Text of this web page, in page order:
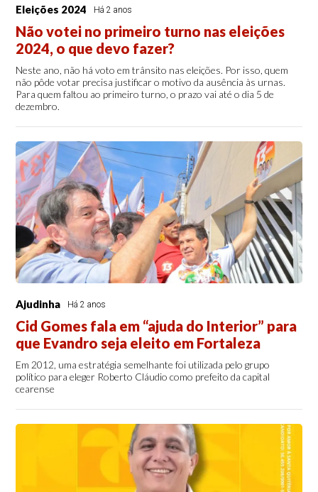
Eleições 2024 Há 2 anos
Não votei no primeiro turno nas eleições
2024, o que devo fazer?
Neste ano, não há voto em trânsito nas eleições. Por isso, quem
não pôde votar precisa justificar o motivo da ausência às urnas.
Para quem faltou ao primeiro turno, o prazo vai até o dia 5 de
dezembro.
Ajudinha Há 2 anos
Cid Gomes fala em “ajuda do Interior” para
que Evandro seja eleito em Fortaleza
Em 2012, uma estratégia semelhante foi utilizada pelo grupo
político para eleger Roberto Cláudio como prefeito da capital
cearense